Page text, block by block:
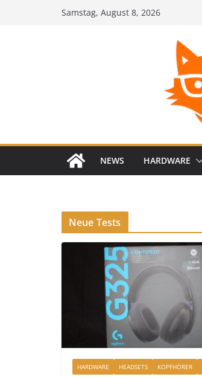
Samstag, August 8, 2026
NEWS HARDWARE
Neue Tests
HARDWARE HEADSETS KOPFHÖRER